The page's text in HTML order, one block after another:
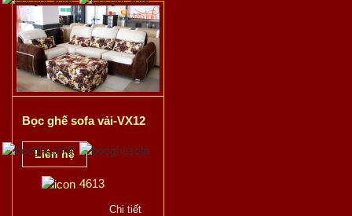
Bọc ghế sofa vải-VX12
Liên hệ
4613
Chi tiết